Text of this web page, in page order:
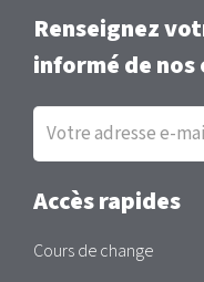
Renseignez
informé de
Inscription
la
newsletter
Accès rapides
Cours de change